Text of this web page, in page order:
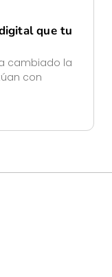
que tu
cambiado la
con